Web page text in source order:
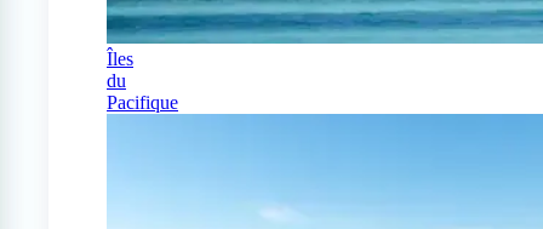
Îles
du
Pacifique